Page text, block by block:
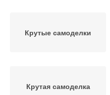
Крутые самоделки
Крутая самоделка